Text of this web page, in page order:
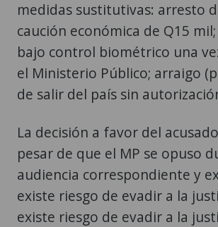
medidas sustitutivas: arresto
caución económica de Q15
bajo control biométrico una
el Ministerio Público; arraigo
de salir del país sin
La decisión a favor del
pesar de que el MP se opuso
audiencia correspondiente y
existe riesgo de evadir a la
existe riesgo de evadir a la